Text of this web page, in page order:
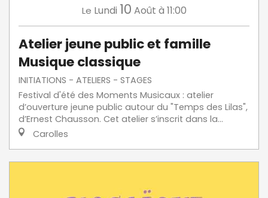
Le Lundi 10 Août à 11:00
Atelier jeune public et famille
Musique classique
INITIATIONS - ATELIERS - STAGES
Festival d'été des Moments Musicaux : atelier
d’ouverture jeune public autour du "Temps des Lilas",
d’Ernest Chausson. Cet atelier s’inscrit dans la...
Carolles